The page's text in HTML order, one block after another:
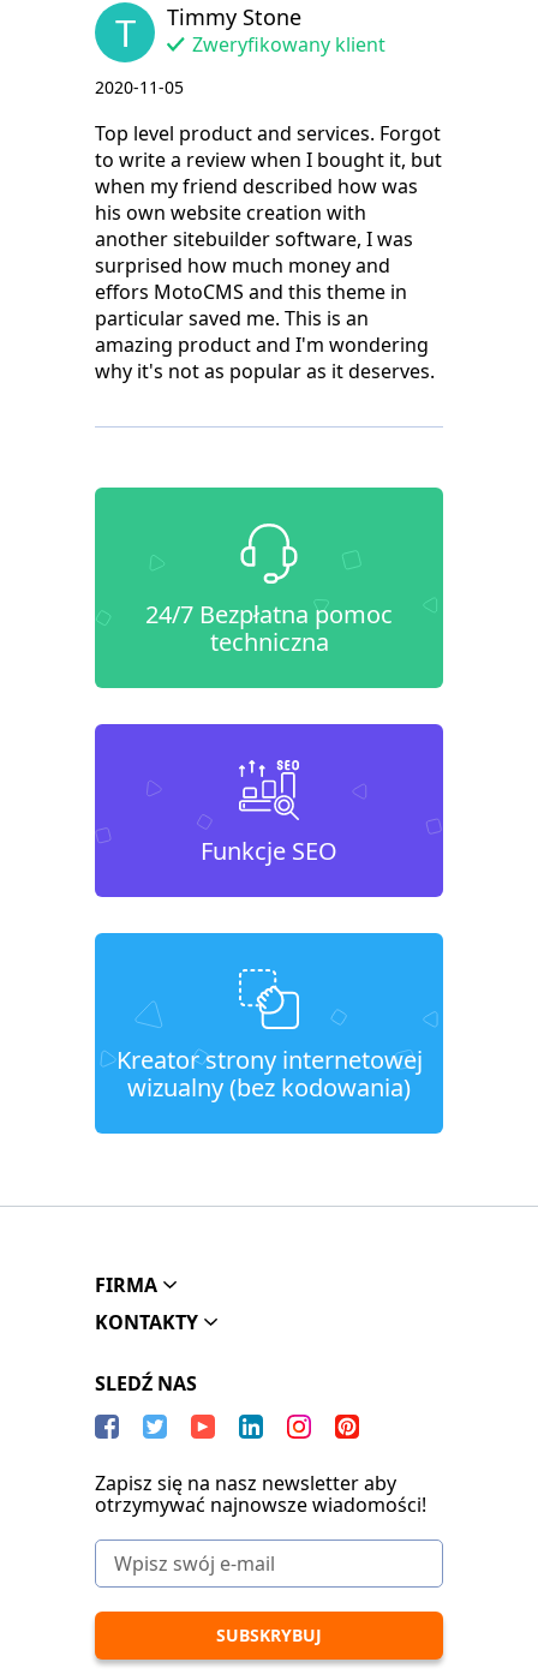
T Timmy Stone
Zweryfikowany klient
2020-11-05
Top level product and services. Forgot
to write a review when I bought it, but
when my friend described how was
his own website creation with
another sitebuilder software, I was
surprised how much money and
effors MotoCMS and this theme in
particular saved me. This is an
amazing product and I'm wondering
why it's not as popular as it deserves.
24/7 Bezpłatna pomoc
techniczna
Funkcje SEO
Kreator strony internetowej
wizualny (bez kodowania)
FIRMA
KONTAKTY
SLEDŹ NAS
Zapisz się na nasz newsletter aby
otrzymywać najnowsze wiadomości!